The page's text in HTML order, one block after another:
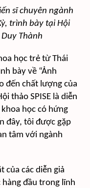
sĩ chuyên ngành
, trình bày tại Hội
Thành
học trẻ từ Thái
bày về “Ảnh
đến chất lượng của
thảo SPISE là diễn
học có hứng
đây, tôi được gặp
tâm với ngành
của các diễn giả
hàng đầu trong lĩnh